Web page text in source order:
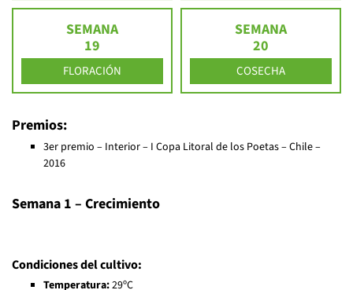
SEMANA
19
FLORACIÓN
SEMANA
20
COSECHA
Premios:
3er premio – Interior – I Copa Litoral de los Poetas – Chile –
2016
Semana 1 – Crecimiento
Condiciones del cultivo:
Temperatura:29ºC